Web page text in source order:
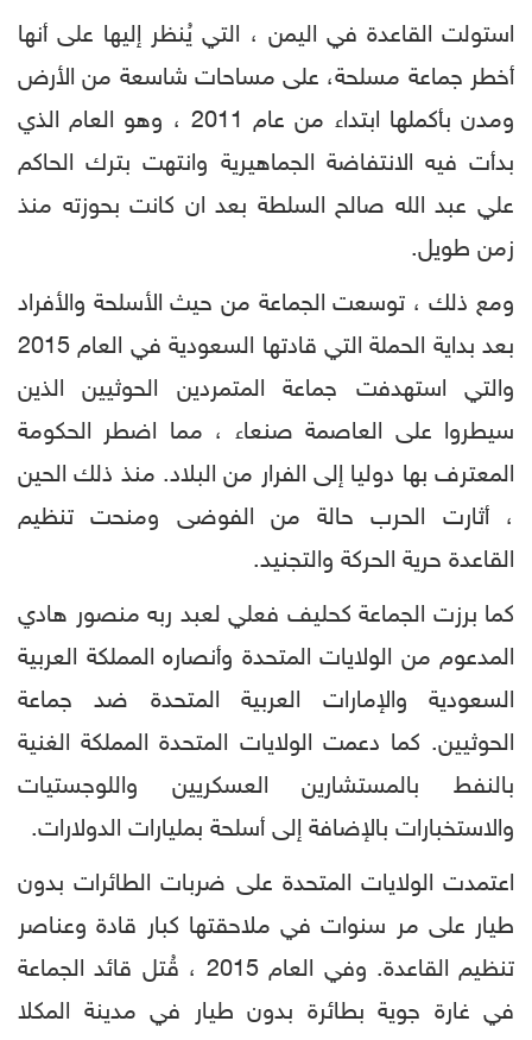
استولت القاعدة في اليمن ، التي يُنظر إليها على أنها
أخطر جماعة مسلحة، على مساحات شاسعة من الأرض
ومدن بأكملها ابتداء من عام 2011 ، وهو العام الذي
بدأت فيه الانتفاضة الجماهيرية وانتهت بترك الحاكم
علي عبد الله صالح السلطة بعد ان كانت بحوزته منذ
زمن طويل.
ومع ذلك ، توسعت الجماعة من حيث الأسلحة والأفراد
بعد بداية الحملة التي قادتها السعودية في العام 2015
والتي استهدفت جماعة المتمردين الحوثيين الذين
سيطروا على العاصمة صنعاء ، مما اضطر الحكومة
المعترف بها دوليا إلى الفرار من البلاد. منذ ذلك الحين
، أثارت الحرب حالة من الفوضى ومنحت تنظيم
القاعدة حرية الحركة والتجنيد.
كما برزت الجماعة كحليف فعلي لعبد ربه منصور هادي
المدعوم من الولايات المتحدة وأنصاره المملكة العربية
السعودية والإمارات العربية المتحدة ضد جماعة
الحوثيين. كما دعمت الولايات المتحدة المملكة الغنية
بالنفط بالمستشارين العسكريين واللوجستيات
والاستخبارات بالإضافة إلى أسلحة بمليارات الدولارات.
اعتمدت الولايات المتحدة على ضربات الطائرات بدون
طيار على مر سنوات في ملاحقتها كبار قادة وعناصر
تنظيم القاعدة. وفي العام 2015 ، قُتل قائد الجماعة
في غارة جوية بطائرة بدون طيار في مدينة المكلا